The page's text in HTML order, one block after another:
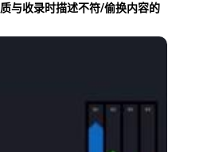
与收录时描述不符/偷换内容的